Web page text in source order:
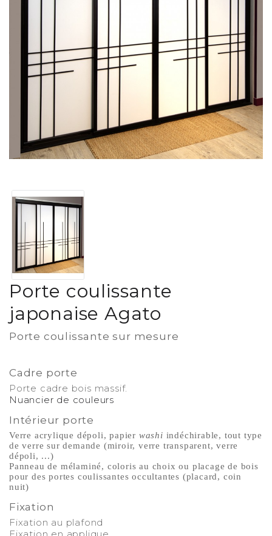
Porte coulissante
japonaise Agato
Porte coulissante sur mesure
Cadre porte
Porte cadre bois massif.
Nuancier de couleurs
Intérieur porte
Verre acrylique dépoli, papier washi indéchirable, tout type
de verre sur demande (miroir, verre transparent, verre
dépoli, ...)
Panneau de mélaminé, coloris au choix ou placage de bois
pour des portes coulissantes occultantes (placard, coin
nuit)
Fixation
Fixation au plafond